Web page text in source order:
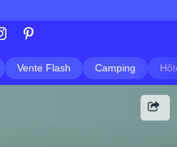
Vente Flash Camping